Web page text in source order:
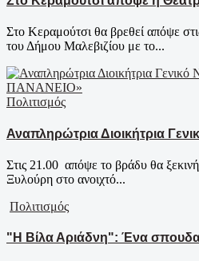
Στο Κεραμούτσι θα βρεθεί απόψε
του Δήμου Μαλεβιζίου με το...
Πολιτισμός
Αναπληρώτρια Διοικήτρια
Στις 21.00 απόψε το βράδυ θα
Ξυλούρη στο ανοιχτό...
Πολιτισμός
"Η Βίλα Αριάδνη": Ένα